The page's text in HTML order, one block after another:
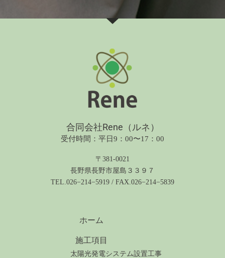
合同会社Rene（ルネ）
受付時間：平日9：00〜17：00
〒381-0021
長野県長野市屋島３３９７
TEL.026−214−5919 / FAX.026−214−5839
ホーム
施工項目
太陽光発電システム設置工事